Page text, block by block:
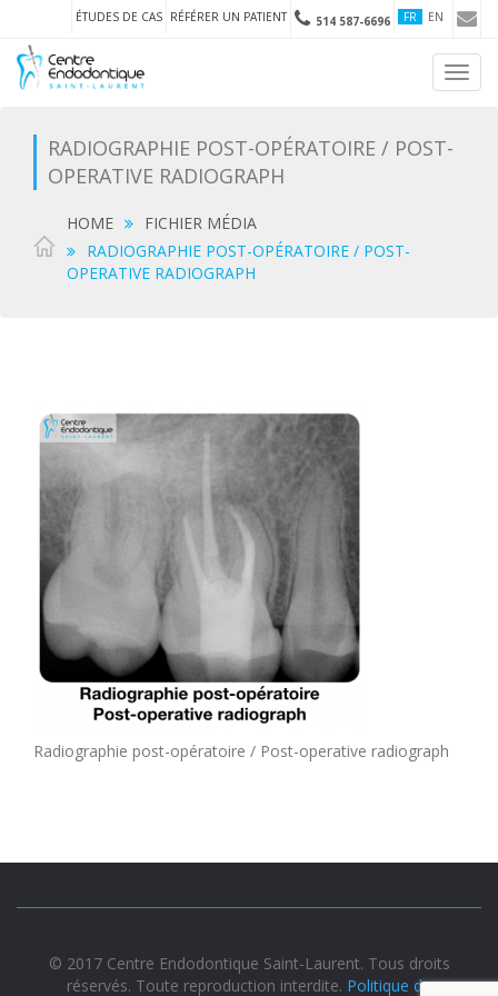
ÉTUDES DE CAS RÉFÉRER UN PATIENT 514 587-6696 FR EN
RADIOGRAPHIE POST-OPÉRATOIRE / POST-
OPERATIVE RADIOGRAPH
HOME
FICHIER MÉDIA
RADIOGRAPHIE POST-OPÉRATOIRE / POST-
OPERATIVE RADIOGRAPH
Radiographie post-opératoire / Post-operative radiograph
© 2017 Centre Endodontique Saint-Laurent. Tous droits
réservés. Toute reproduction interdite. Politique de